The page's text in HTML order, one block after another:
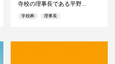
寺校の理事長である平野...
学校葬 理事長